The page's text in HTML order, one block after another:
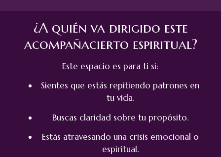
¿A quién va dirigido este
acompañacierto espiritual?
Este espacio es para ti si:
Sientes que estás repitiendo patrones en
tu vida.
Buscas claridad sobre tu propósito.
Estás atravesando una crisis emocional o
espiritual.